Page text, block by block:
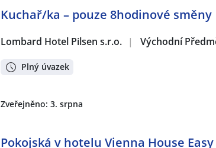
Kuchař/ka – pouze 8hodinové směny
Lombard Hotel Pilsen s.r.o. | Východní
Plný úvazek
Zveřejněno: 3. srpna
Pokojská v hotelu Vienna House